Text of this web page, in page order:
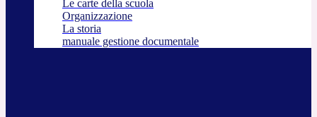
Le carte della scuola
Organizzazione
La storia
manuale gestione documentale